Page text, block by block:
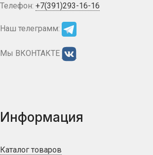
Телефон: +7(391)293-16-16
Наш телеграмм:
Мы ВКОНТАКТЕ
Информация
Каталог товаров